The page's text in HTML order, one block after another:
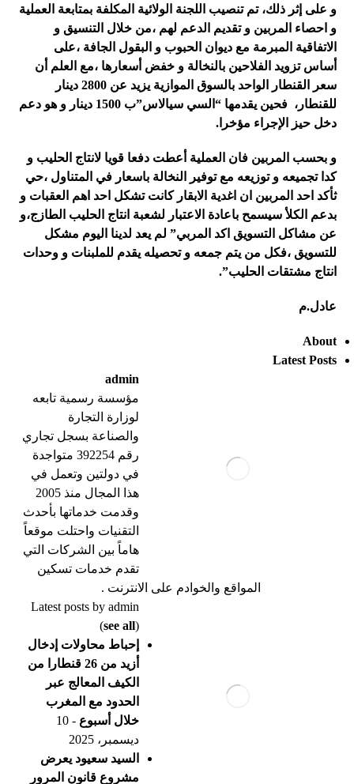
و على إثر ذلك، تم تنصيب اللجنة الولائية المكلفة بمتابعة العملية
و احصاء المربين و تقديم الدعم لهم ،من خلال التنسيق و
الاتفاقية المبرمة مع ديوان الحبوب و البقول الجافة ،على
أساس تزويد الفلاحين بالنخالة و خفض أسعارها ،مع العلم أن
سعر القنطار الواحد بالسوق الموازية يزيد عن 2800 دينار
للقنطار، فحين يقدمها “السي سيالاس”ب 1500 دينار و هو دعم
دخل حيز الإجراء مؤخرا.
و بحسب المربين فان العملية أعطت دفعا قويا لانتاج الحليب و
كدا تجميعه و توزيعه مع توفير النخالة باسعار في المتناول ،حي
ثأكد احد المربين ان اغدية الابقار كانت تشكل احد اهم العقبات و
بدعم الكلأ سيسمح باعادة الاعتبار لشعبة انتاج الحليب الطازج،و
عن مشاكل التسويق اكد المربي” لم يعد لدينا اليوم مشكل
للتسويق ،فكل من يتم جمعه و تحصيله يقدم للملبنات و وحدات
انتاج مشتقات الحليب”.
عادل.م
About
Latest Posts
admin
مؤسسة رسمية تابعه
لوزارة التجارة
والصناعة بسجل تجاري
رقم 392254 متواجدة
في دولتين وتعمل في
هذا المجال منذ 2005
وقدمت خدماتها بأحدث
التقنيات واحتلت موقعاً
هاماً بين الشركات التي
تقدم خدمات تسكين
المواقع والخوادم على الانترنت .
Latest posts by admin
(see all)
إحباط محاولات إدخال
أزيد من 26 قنطارا من
الكيف المعالج عبر
الحدود مع المغرب
خلال أسبوع
- 10
ديسمبر، 2025
السيد سعيود يعرض
مشروع قانون المرور